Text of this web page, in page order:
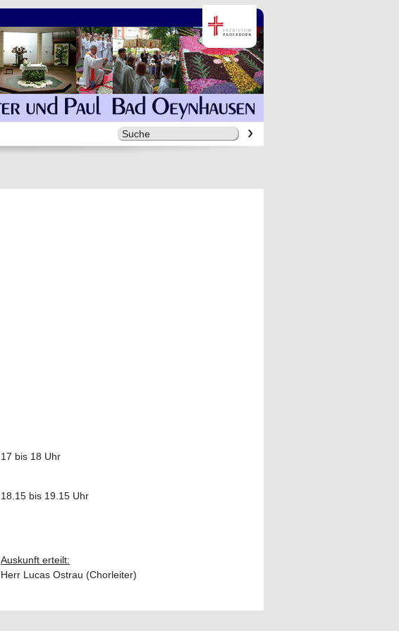
17 bis 18 Uhr
18.15 bis 19.15 Uhr
Auskunft erteilt:
Herr Lucas Ostrau (Chorleiter)